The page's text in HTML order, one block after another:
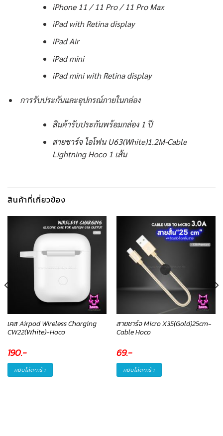
iPhone 11 / 11 Pro / 11 Pro Max
iPad with Retina display
iPad Air
iPad mini
iPad mini with Retina display
การรับประกันและอุปกรณ์ภายในกล่อง
สินค้ารับประกันพร้อมกล่อง 1 ปี
สายชาร์จ ไอโฟน U63(White)1.2M-Cable
Lightning Hoco 1 เส้น
สินค้าที่เกี่ยวข้อง
เคส Airpod Wireless Charging
CW22(White)-Hoco
190.-
หยิบใส่ตะกร้า
สายชาร์จ Micro X35(Gold)25cm-
Cable Hoco
69.-
หยิบใส่ตะกร้า